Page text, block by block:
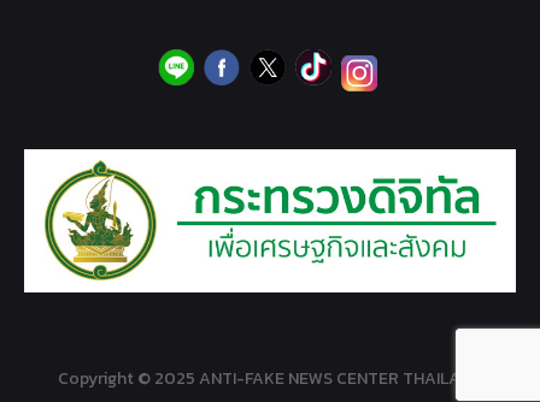
Copyright © 2025 ANTI-FAKE NEWS CENTER THAILAND